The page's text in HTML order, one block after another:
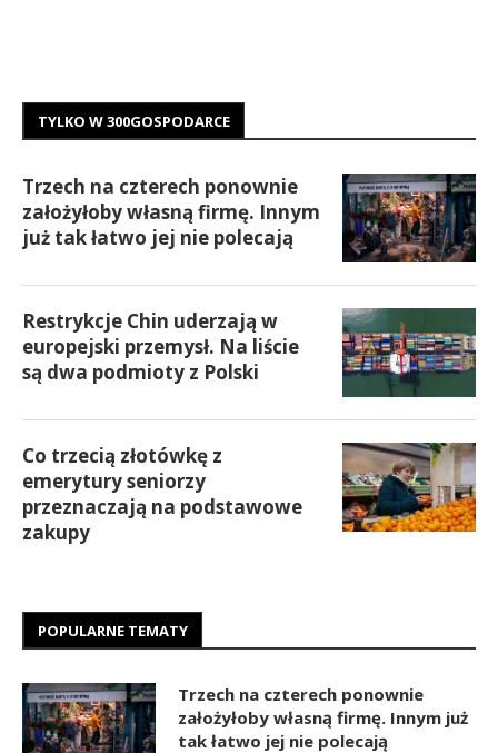
TYLKO W 300GOSPODARCE
Trzech na czterech ponownie
założyłoby własną firmę. Innym
już tak łatwo jej nie polecają
Restrykcje Chin uderzają w
europejski przemysł. Na liście
są dwa podmioty z Polski
Co trzecią złotówkę z
emerytury seniorzy
przeznaczają na podstawowe
zakupy
POPULARNE TEMATY
Trzech na czterech ponownie
założyłoby własną firmę. Innym już
tak łatwo jej nie polecają